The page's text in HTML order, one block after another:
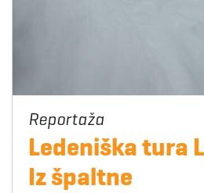
Ledeniška tura
Iz špaltne